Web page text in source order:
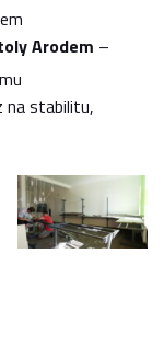
Arodem –
na stabilitu,